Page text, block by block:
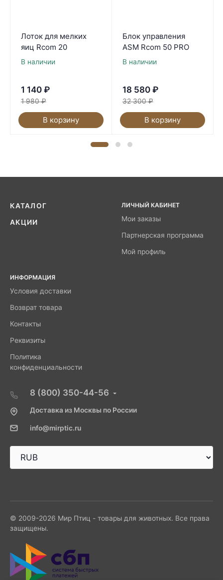
Лоток для мелких
яиц Rcom 20
В наличии
1 140 ₽
1 980 ₽
В корзину
Блок управления
ASM Rcom 50 PRO
В наличии
18 580 ₽
32 300 ₽
В корзину
КАТАЛОГ
АКЦИИ
ЛИЧНЫЙ КАБИНЕТ
Мои заказы
Партнерская программа
Мой профиль
ИНФОРМАЦИЯ
Условия доставки
Возврат товара
Контакты
Реквизиты
Политика
конфиденциальности
8 (800) 350-44-56
Доставка из Москвы по России
info@mirptic.ru
© 2009-2026 Мир Птиц - товары для животных. Все права
защищены.